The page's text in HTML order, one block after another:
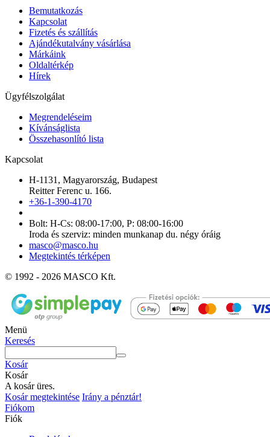
Bemutatkozás
Kapcsolat
Fizetés és szállítás
Ajándékutalvány vásárlása
Márkáink
Oldaltérkép
Hírek
Ügyfélszolgálat
Megrendeléseim
Kívánságlista
Összehasonlító lista
Kapcsolat
H-1131, Magyarország, Budapest
Reitter Ferenc u. 166.
+36-1-390-4170
Bolt: H-Cs: 08:00-17:00, P: 08:00-16:00
Iroda és szerviz: minden munkanap du. négy óráig
masco@masco.hu
Megtekintés térképen
© 1992 - 2026 MASCO Kft.
Menü
Keresés
Kosár
Kosár
A kosár üres.
Kosár megtekintése Irány a pénztár!
Fiókom
Fiók